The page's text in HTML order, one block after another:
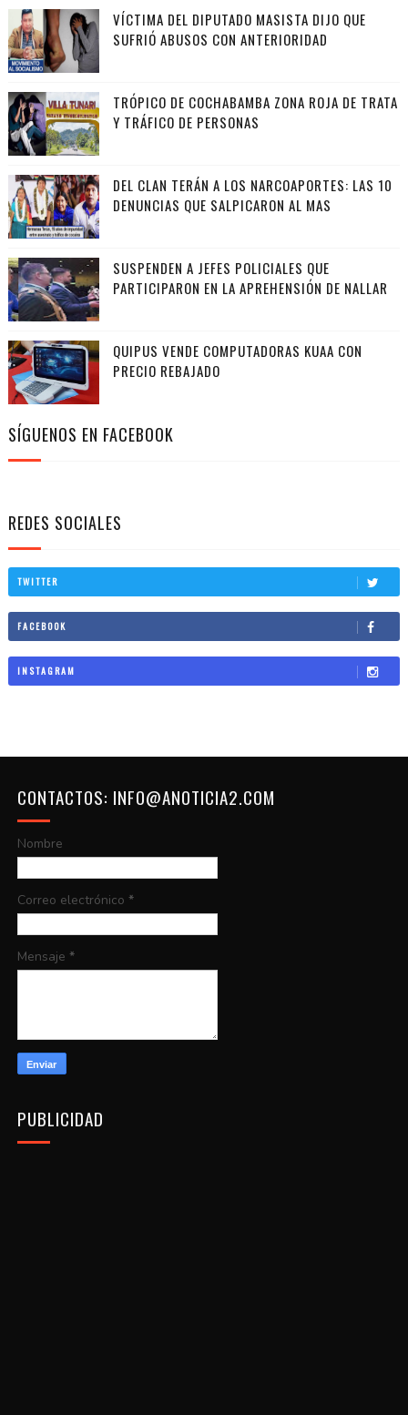
VÍCTIMA DEL DIPUTADO MASISTA DIJO QUE
SUFRIÓ ABUSOS CON ANTERIORIDAD
TRÓPICO DE COCHABAMBA ZONA ROJA DE TRATA
Y TRÁFICO DE PERSONAS
DEL CLAN TERÁN A LOS NARCOAPORTES: LAS 10
DENUNCIAS QUE SALPICARON AL MAS
SUSPENDEN A JEFES POLICIALES QUE
PARTICIPARON EN LA APREHENSIÓN DE NALLAR
QUIPUS VENDE COMPUTADORAS KUAA CON
PRECIO REBAJADO
SÍGUENOS EN FACEBOOK
REDES SOCIALES
TWITTER
FACEBOOK
INSTAGRAM
CONTACTOS: INFO@ANOTICIA2.COM
Nombre
Correo electrónico *
Mensaje *
PUBLICIDAD